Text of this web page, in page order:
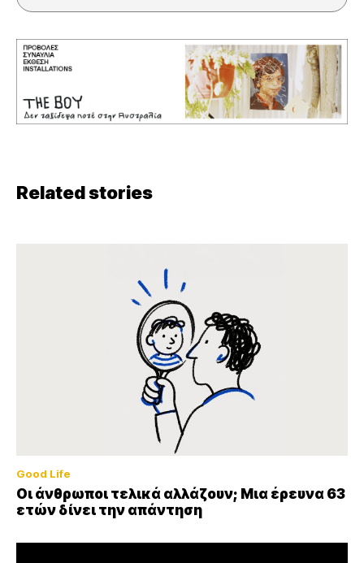
Related stories
Good Life
Οι άνθρωποι τελικά αλλάζουν; Μια έρευνα 63
ετών δίνει την απάντηση